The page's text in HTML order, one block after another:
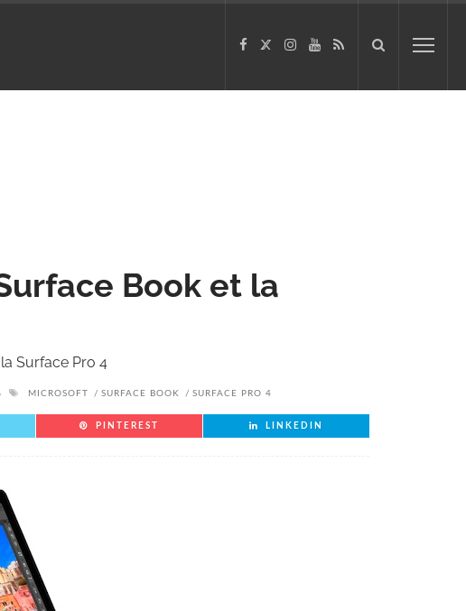
Book et la
Surface Pro 4
MICROSOFT SURFACE BOOK SURFACE PRO 4
PINTEREST LINKEDIN